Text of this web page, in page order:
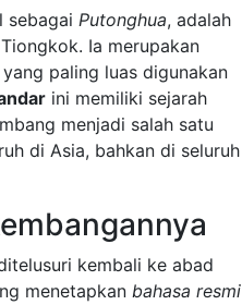
sebagai Putonghua, adalah
Ia merupakan
paling luas digunakan
ini memiliki sejarah
menjadi salah satu
di Asia, bahkan di seluruh
kembali ke abad
menetapkan bahasa resmi